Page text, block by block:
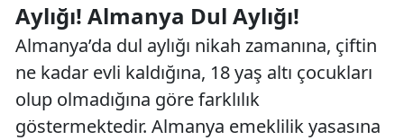
Aylığı! Almanya Dul Aylığı!
Almanya’da dul aylığı nikah zamanına, çiftin
ne kadar evli kaldığına, 18 yaş altı çocukları
olup olmadığına göre farklılık
göstermektedir. Almanya emeklilik yasasına